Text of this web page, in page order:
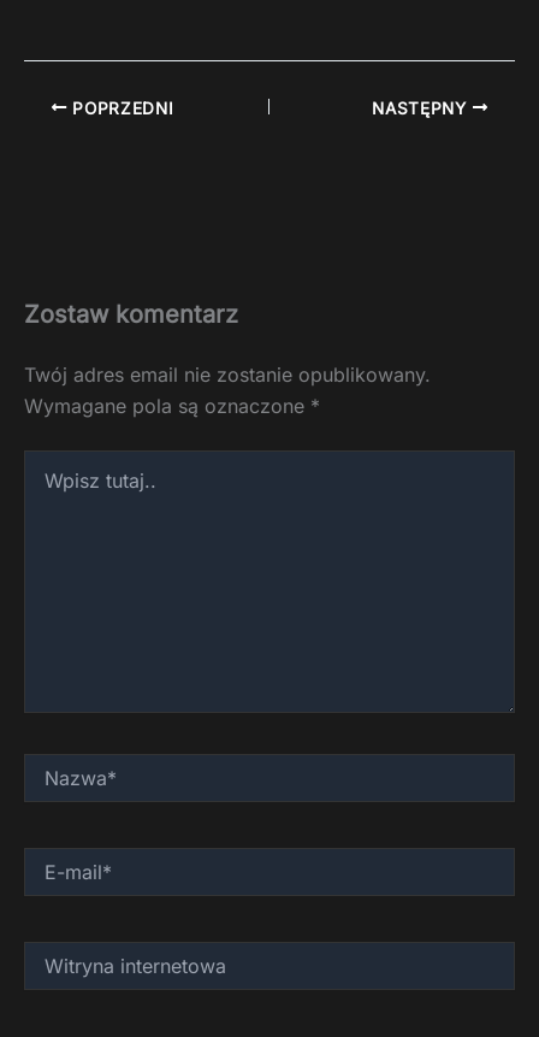
POPRZEDNI NASTĘPNY
Zostaw komentarz
Twój adres email nie zostanie opublikowany.
Wymagane pola są oznaczone *
tutaj..
mail*
internetowa